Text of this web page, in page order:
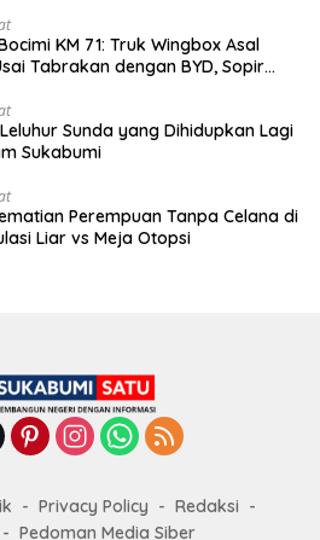
KM 71: Truk Wingbox Asal
Tabrakan dengan BYD, Sopir
Sunda yang Dihidupkan Lagi
Sukabumi
Perempuan Tanpa Celana di
Liar vs Meja Otopsi
Privacy Policy
Redaksi
Pedoman Media Siber